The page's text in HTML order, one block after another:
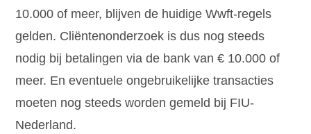
10.000 of meer, blijven de huidige Wwft-regels
gelden. Cliëntenonderzoek is dus nog steeds
nodig bij betalingen via de bank van € 10.000 of
meer. En eventuele ongebruikelijke transacties
moeten nog steeds worden gemeld bij FIU-
Nederland.